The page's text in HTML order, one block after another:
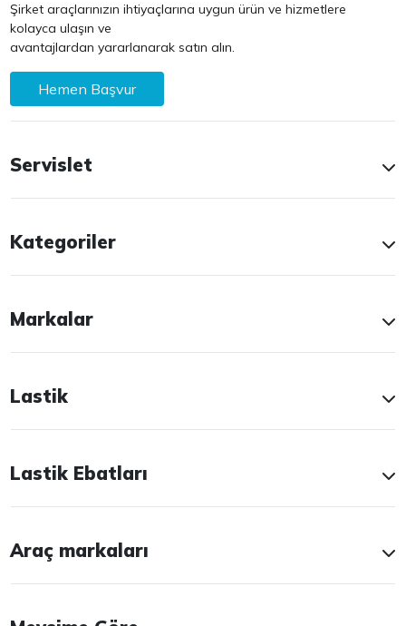
Şirket araçlarınızın ihtiyaçlarına uygun ürün ve hizmetlere
kolayca ulaşın ve
avantajlardan yararlanarak satın alın.
Hemen Başvur
Servislet
Kategoriler
Markalar
Lastik
Lastik Ebatları
Araç markaları